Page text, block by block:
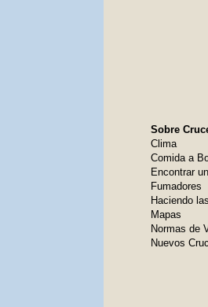
Sobre
Clima
Comida a
Encontrar
Fumadores
Haciendo
Mapas
Normas de
Nuevos